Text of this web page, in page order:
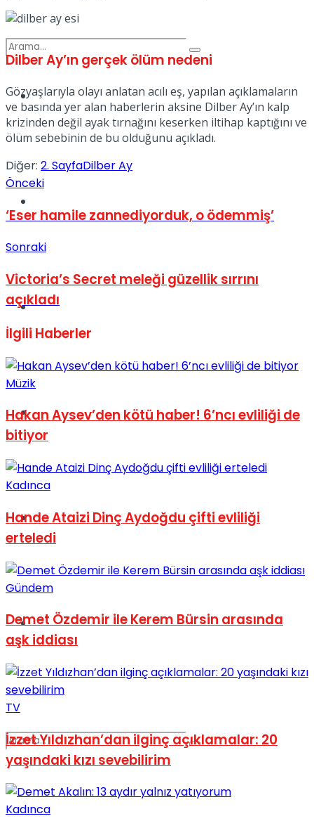
Türkiye
Sinema
Tatil
Spor
Podcast
No Result
View All Result
Dilber Ay’ın gerçek ölüm nedeni
Gözyaşlarıyla olayı anlatan acılı eş, yapılan açıklamaların
ve basında yer alan haberlerin aksine Dilber Ay’ın kalp
krizinden değil ayak tırnağını keserken iltihap kaptığını ve
ölüm sebebinin de bu olduğunu açıkladı.
Diğer: 2. SayfaDilber Ay
Önceki
‘Eser hamile zannediyorduk, o ödemmiş’
Sonraki
Victoria’s Secret meleği güzellik sırrını
açıkladı
İlgili Haberler
Müzik
Hakan Aysev’den kötü haber! 6’ncı evliliği de
bitiyor
Kadınca
Hande Ataizi Dinç Aydoğdu çifti evliliği
erteledi
Gündem
Demet Özdemir ile Kerem Bürsin arasında
aşk iddiası
TV
İzzet Yıldızhan’dan ilginç açıklamalar: 20
yaşındaki kızı sevebilirim
Kadınca